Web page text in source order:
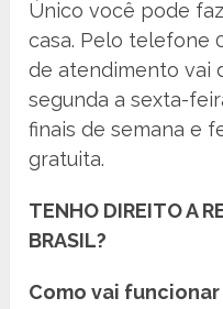
Único você pode
casa. Pelo telefone
de atendimento vai
segunda a sexta-
finais de semana e
gratuita.
TENHO DIREITO A
BRASIL?
Como vai